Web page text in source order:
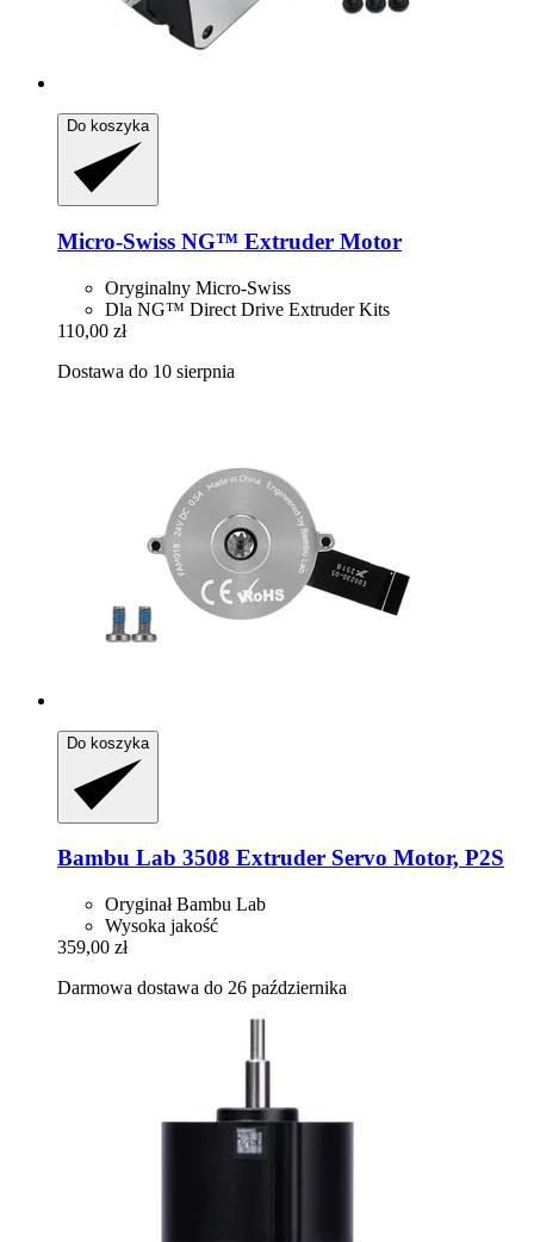
Do koszyka
Micro-Swiss NG™ Extruder Motor
Oryginalny Micro-Swiss
Dla NG™ Direct Drive Extruder Kits
110,00 zł
Dostawa do 10 sierpnia
Do koszyka
Bambu Lab 3508 Extruder Servo Motor, P2S
Oryginał Bambu Lab
Wysoka jakość
359,00 zł
Darmowa dostawa do 26 października